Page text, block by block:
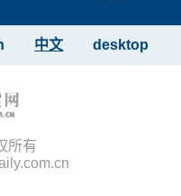
desktop
中文
所有